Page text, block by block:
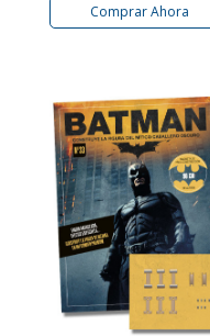
Comprar Ahora